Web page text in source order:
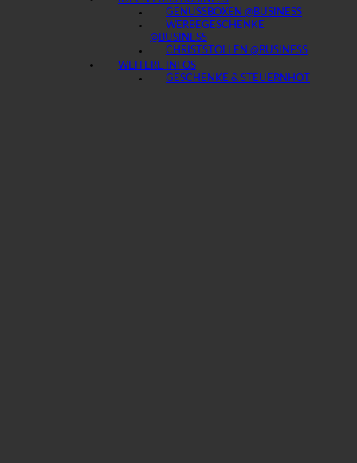
GENUSSBOXEN @BUSINESS
WERBEGESCHENKE
@BUSINESS
CHRISTSTOLLEN @BUSINESS
WEITERE INFOS
GESCHENKE & STEUERN